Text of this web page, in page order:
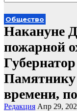
Общество
Накануне
пожарной
Памятнику
времени,
Редакция Апр 29,